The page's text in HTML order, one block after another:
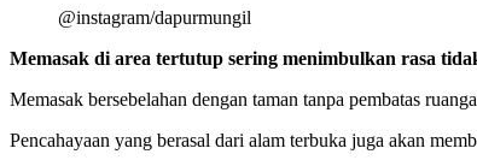
@instagram/dapurmungil
Memasak di area tertutup sering menimbulkan rasa
Memasak bersebelahan dengan taman tanpa pembatas
Pencahayaan yang berasal dari alam terbuka juga akan